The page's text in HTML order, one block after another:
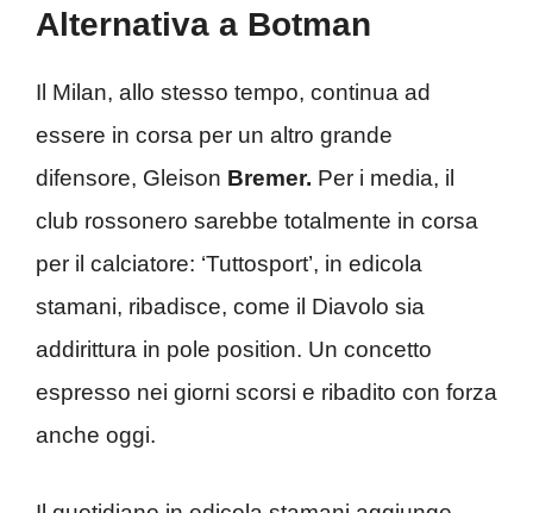
Alternativa a Botman
Il Milan, allo stesso tempo, continua ad
essere in corsa per un altro grande
difensore, Gleison Bremer. Per i media, il
club rossonero sarebbe totalmente in corsa
per il calciatore: ‘Tuttosport’, in edicola
stamani, ribadisce, come il Diavolo sia
addirittura in pole position. Un concetto
espresso nei giorni scorsi e ribadito con forza
anche oggi.